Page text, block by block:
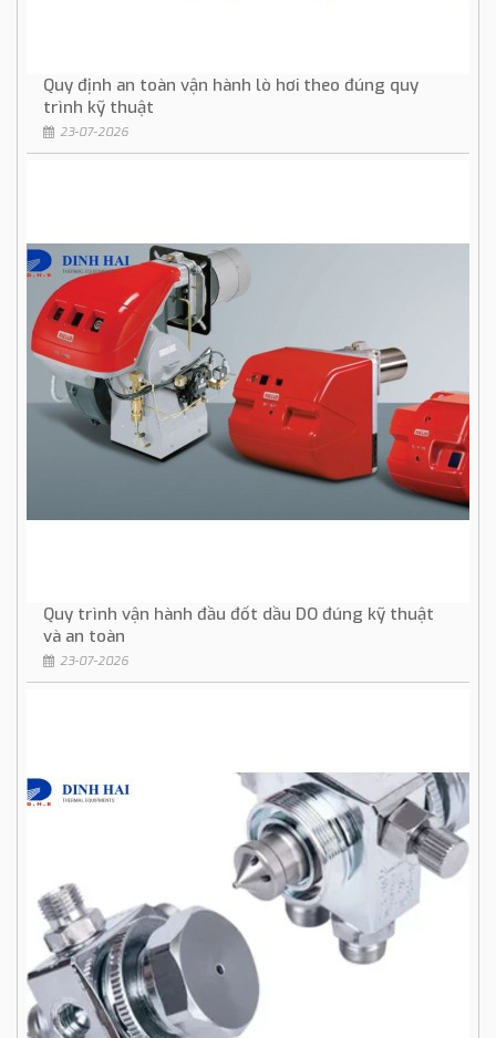
Quy định an toàn vận hành lò hơi theo đúng quy
trình kỹ thuật
23-07-2026
Quy trình vận hành đầu đốt dầu DO đúng kỹ thuật
và an toàn
23-07-2026